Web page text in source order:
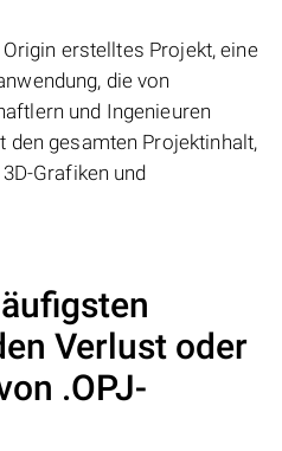
erstelltes Projekt, eine
die von
und Ingenieuren
den gesamten Projektinhalt,
Grafiken und
Verlust oder
.OPJ-